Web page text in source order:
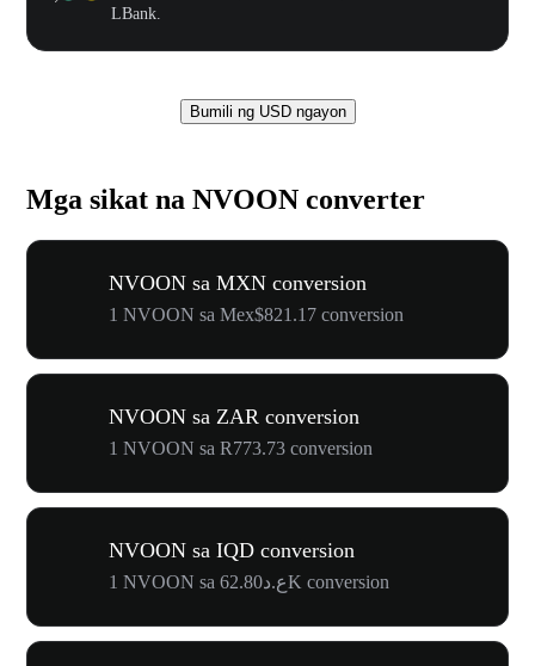
LBank.
Bumili ng USD ngayon
Mga sikat na NVOON converter
NVOON sa MXN conversion
1 NVOON sa Mex$821.17 conversion
NVOON sa ZAR conversion
1 NVOON sa R773.73 conversion
NVOON sa IQD conversion
1 NVOON sa ع.د62.80K conversion